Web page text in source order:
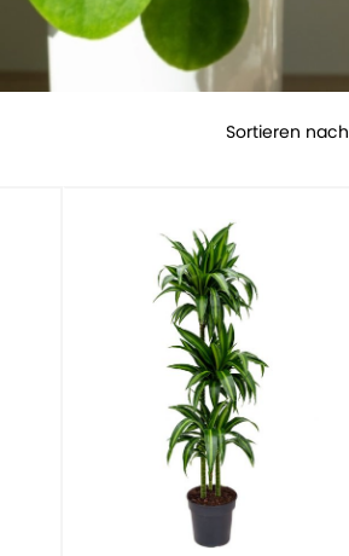
Sortieren nach